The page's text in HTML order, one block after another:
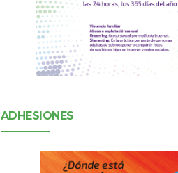
ADHESIONES